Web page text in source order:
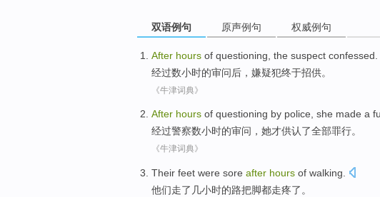
双语例句 原声例句 权威例句
After hours of questioning the suspect confessed
经过数小时的审问后 ， 嫌疑犯终于招供。
《牛津词典》
After hours of questioning by police, she made a
经过警察数小时的审问 ， 她才供认了全部罪行。
《牛津词典》
Their feet were sore after hours of walking
他们走了 几小时的路把脚都走疼了 。